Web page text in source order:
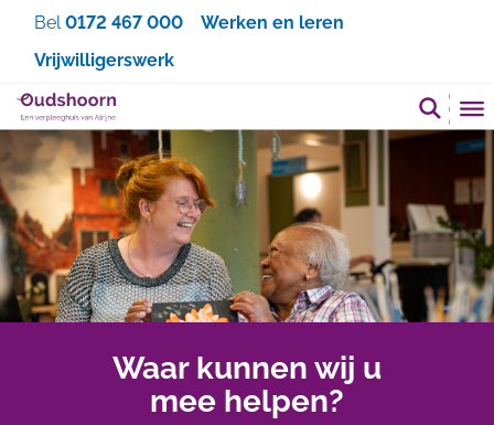
Bel0172 467 000
Werken en leren
Vrijwilligerswerk
Waar kunnen wij u
mee helpen?